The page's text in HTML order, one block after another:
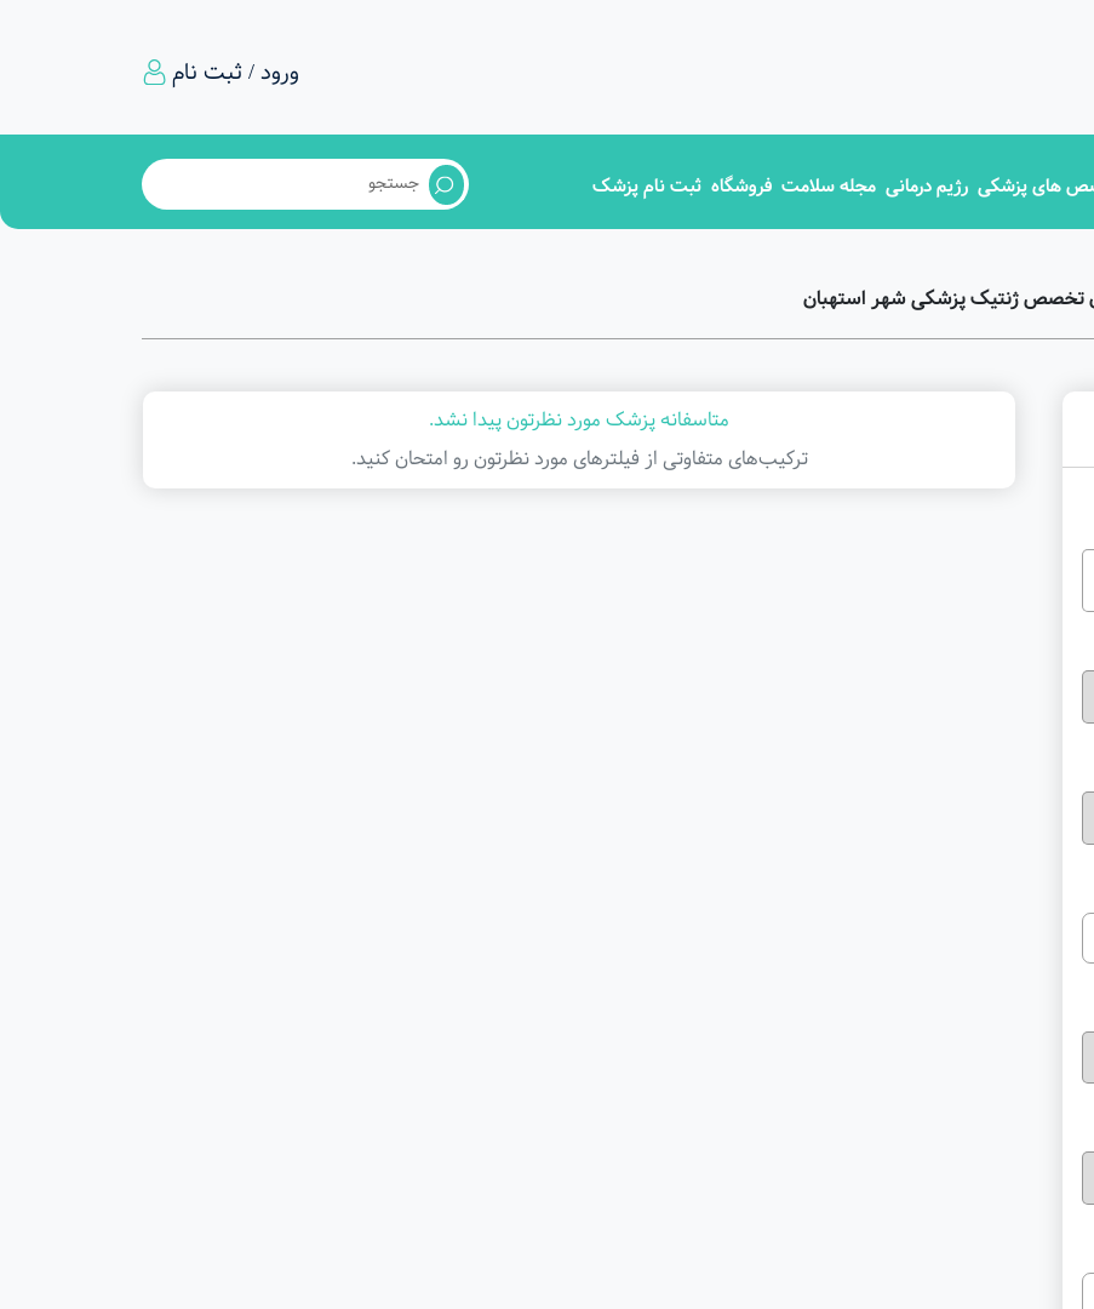
ورود / ثبت نام
های پزشکی رژیم درمانی مجله سلامت فروشگاه ثبت نام پزشک
تخصص ژنتیک پزشکی شهر استهبان
متاسفانه پزشک مورد نظرتون پیدا نشد.
ترکیب‌های متفاوتی از فیلتر‌های مورد نظرتون رو امتحان کنید.